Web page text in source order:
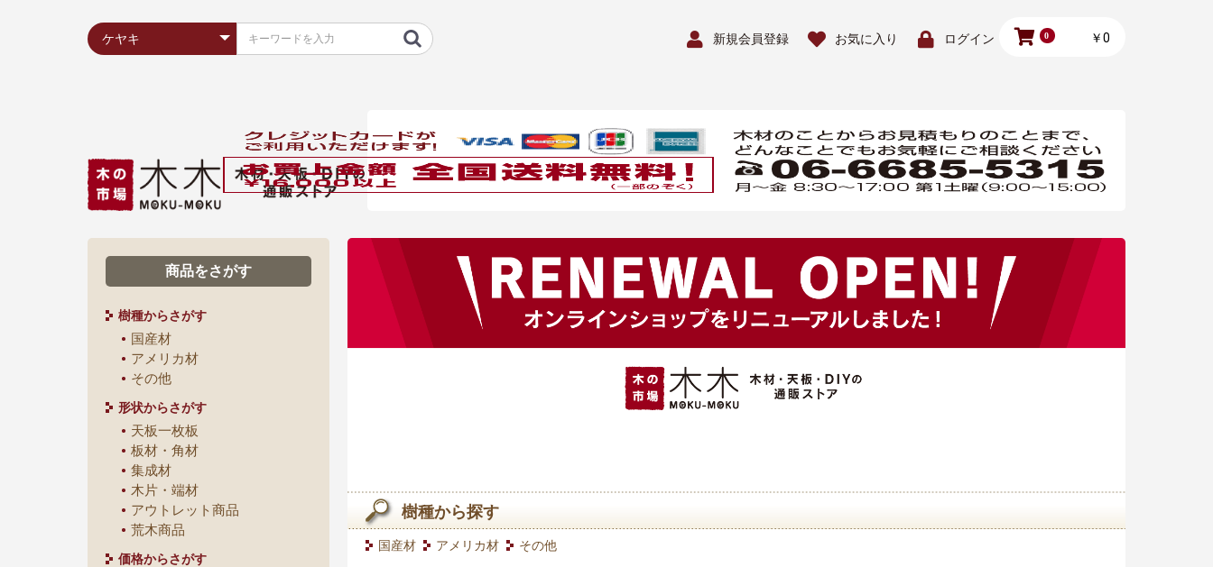
新規会員登録 お気に入り ログイン 0 ￥0
商品をさがす
樹種からさがす
国産材
アメリカ材
その他
形状からさがす
天板一枚板
板材・角材
集成材
木片・端材
アウトレット商品
荒木商品
価格からさがす
樹種から探す
国産材 アメリカ材 その他